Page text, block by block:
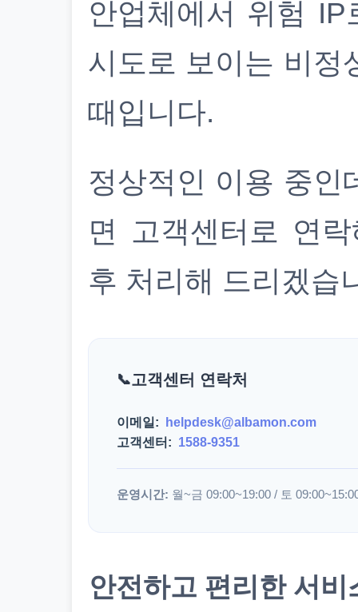
안업체에서 위험
시도로 보이는 비정
때입니다.
정상적인 이용 중인
면 고객센터로 연
후 처리해 드리겠습
고객센터 연락처
이메일:
helpdesk@albamon.com
고객센터: 1588-9351
운영시간: 월~금 09:00~19:00 / 토
안전하고 편리한 서